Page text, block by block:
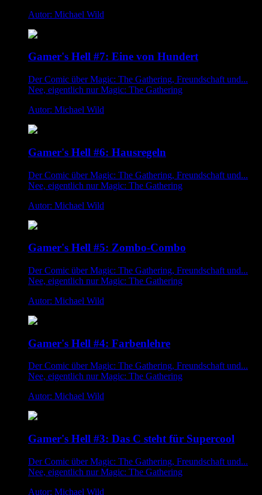
Autor: Michael Wild
Gamer's Hell #7: Eine von Hundert
Der Comic über Magic: The Gathering, Freundschaft und...
Nee, eigentlich nur Magic: The Gathering
Autor: Michael Wild
Gamer's Hell #6: Hausregeln
Der Comic über Magic: The Gathering, Freundschaft und...
Nee, eigentlich nur Magic: The Gathering
Autor: Michael Wild
Gamer's Hell #5: Zombo-Combo
Der Comic über Magic: The Gathering, Freundschaft und...
Nee, eigentlich nur Magic: The Gathering
Autor: Michael Wild
Gamer's Hell #4: Farbenlehre
Der Comic über Magic: The Gathering, Freundschaft und...
Nee, eigentlich nur Magic: The Gathering
Autor: Michael Wild
Gamer's Hell #3: Das C steht für Supercool
Der Comic über Magic: The Gathering, Freundschaft und...
Nee, eigentlich nur Magic: The Gathering
Autor: Michael Wild